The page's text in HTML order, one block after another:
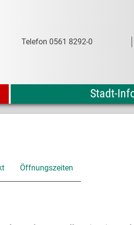
Telefon 0561 8292-0
Stadt-
Öffnungszeiten